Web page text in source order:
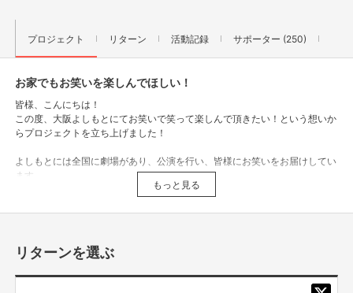
プロジェクト リターン 活動記録 サポーター (250)
お家でもお笑いを楽しんでほしい！
皆様、こんにちは！
この度、大阪よしもとにてお笑いで笑って楽しんで頂きたい！という想いか
らプロジェクトを立ち上げました！
よしもとには全国に劇場があり、公演を行い、皆様にお笑いをお届けしてい
ます。
阪ならではのコンテンツを日々企画・制作し、皆様にお届けしております。
お笑いを少しでも楽しんで頂きたいという思いから、オンラインツールを用
いて様々なお笑いのコンテンツをご自宅でお楽しみ頂こうと企画致しまし
た！
もっと見る
リターンを選ぶ